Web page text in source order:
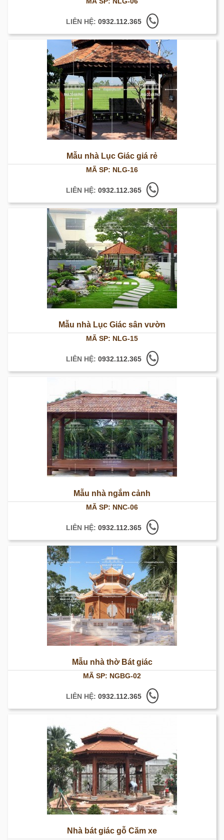
LIÊN HỆ: 0932.112.365
Mẫu nhà Lục Giác giá rẻ
MÃ SP: NLG-16
LIÊN HỆ: 0932.112.365
Mẫu nhà Lục Giác sân vườn
MÃ SP: NLG-15
LIÊN HỆ: 0932.112.365
Mẫu nhà ngắm cảnh
MÃ SP: NNC-06
LIÊN HỆ: 0932.112.365
Mẫu nhà thờ Bát giác
MÃ SP: NGBG-02
LIÊN HỆ: 0932.112.365
Nhà bát giác gỗ Căm xe